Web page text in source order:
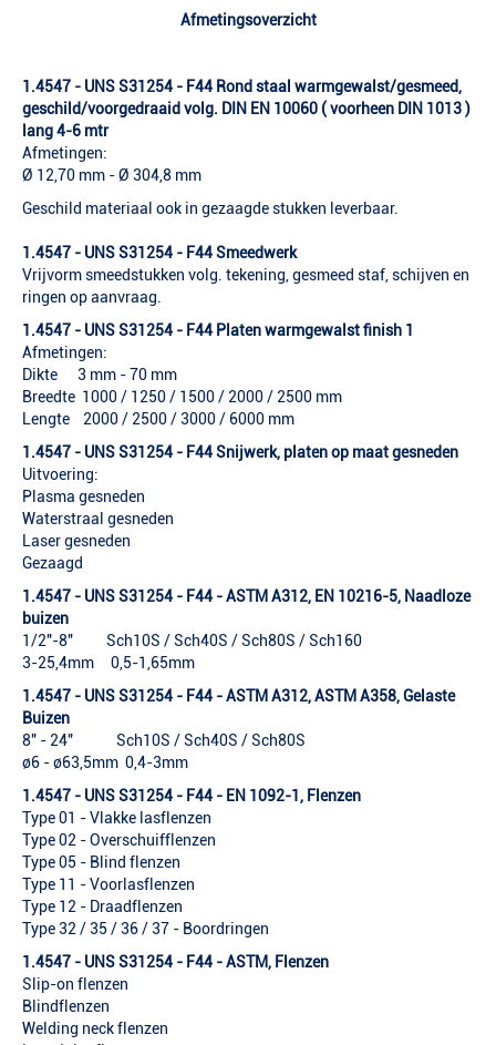
Afmetingsoverzicht
1.4547 - UNS S31254 - F44 Rond staal warmgewalst/gesmeed,
geschild/voorgedraaid volg. DIN EN 10060 ( voorheen DIN 1013 )
lang 4-6 mtr
Afmetingen:
Ø 12,70 mm - Ø 304,8 mm
Geschild materiaal ook in gezaagde stukken leverbaar.
1.4547 - UNS S31254 - F44 Smeedwerk
Vrijvorm smeedstukken volg. tekening, gesmeed staf, schijven en
ringen op aanvraag.
1.4547 - UNS S31254 - F44 Platen warmgewalst finish 1
Afmetingen:
Dikte 3 mm - 70 mm
Breedte 1000 / 1250 / 1500 / 2000 / 2500 mm
Lengte 2000 / 2500 / 3000 / 6000 mm
1.4547 - UNS S31254 - F44 Snijwerk, platen op maat gesneden
Uitvoering:
Plasma gesneden
Waterstraal gesneden
Laser gesneden
Gezaagd
1.4547 - UNS S31254 - F44 - ASTM A312, EN 10216-5, Naadloze
buizen
1/2"-8" Sch10S / Sch40S / Sch80S / Sch160
3-25,4mm 0,5-1,65mm
1.4547 - UNS S31254 - F44 - ASTM A312, ASTM A358, Gelaste
Buizen
8" - 24" Sch10S / Sch40S / Sch80S
ø6 - ø63,5mm 0,4-3mm
1.4547 - UNS S31254 - F44 - EN 1092-1, Flenzen
Type 01 - Vlakke lasflenzen
Type 02 - Overschuifflenzen
Type 05 - Blind flenzen
Type 11 - Voorlasflenzen
Type 12 - Draadflenzen
Type 32 / 35 / 36 / 37 - Boordringen
1.4547 - UNS S31254 - F44 - ASTM, Flenzen
Slip-on flenzen
Blindflenzen
Welding neck flenzen